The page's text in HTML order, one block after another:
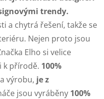
trendy.
a chytrá řešení, takže se
Nejen proto jsou
Elho si velice
k přírodě. 100%
výrobu, je z
jsou vyráběny 100%